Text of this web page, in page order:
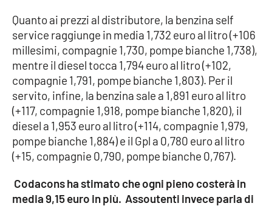
Le perfidie di Antonella Grippo
Venti di comunicazione
STREAMING
LaC TV
LaC Network
LaC OnAir
Quanto ai prezzi al distributore, la benzina self
service raggiunge in media 1,732 euro al litro (+106
millesimi, compagnie 1,730, pompe bianche 1,738),
mentre il diesel tocca 1,794 euro al litro (+102,
compagnie 1,791, pompe bianche 1,803). Per il
servito, infine, la benzina sale a 1,891 euro al litro
(+117, compagnie 1,918, pompe bianche 1,820), il
diesel a 1,953 euro al litro (+114, compagnie 1,979,
pompe bianche 1,884) e il Gpl a 0,780 euro al litro
(+15, compagnie 0,790, pompe bianche 0,767).
Codacons ha stimato che ogni pieno costerà in
media 9,15 euro in più. Assoutenti invece parla di